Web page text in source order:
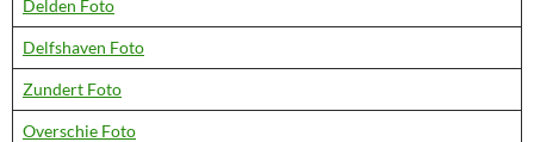
Delden Foto
Delfshaven Foto
Zundert Foto
Overschie Foto